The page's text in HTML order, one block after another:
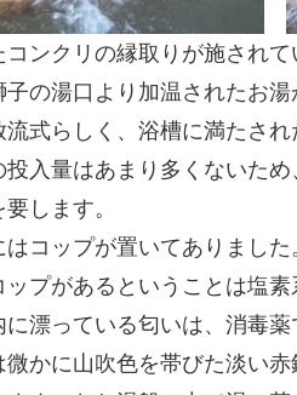
コンクリの縁取りが施され
子の湯口より加温されたお
流式らしく、浴槽に満たさ
投入量はあまり多くないた
します。
コップが置いてありまし
ップがあるということは塩
に漂っている匂いは、消毒
微かに山吹色を帯びた淡い